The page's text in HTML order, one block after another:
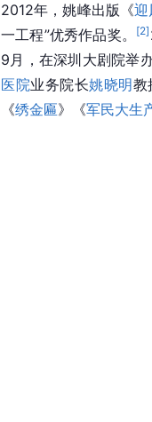
2012年，姚峰出版《迎
一工程”优秀作品奖。
[2]
9月，在深圳大剧院举
医院业务院长姚晓明教
《绣金匾》《军民大生